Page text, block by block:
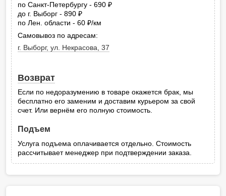
по Санкт-Петербургу - 690
до г. Выборг - 890
по Лен. области - 60
руб.
/км
Самовывоз по адресам:
г. Выборг, ул. Некрасова, 37
Возврат
Если по недоразумению в товаре окажется брак, мы
бесплатно его заменим и доставим курьером за свой
счет. Или вернём его полную стоимость.
Подъем
Услуга подъема оплачивается отдельно. Стоимость
рассчитывает менеджер при подтверждении заказа.